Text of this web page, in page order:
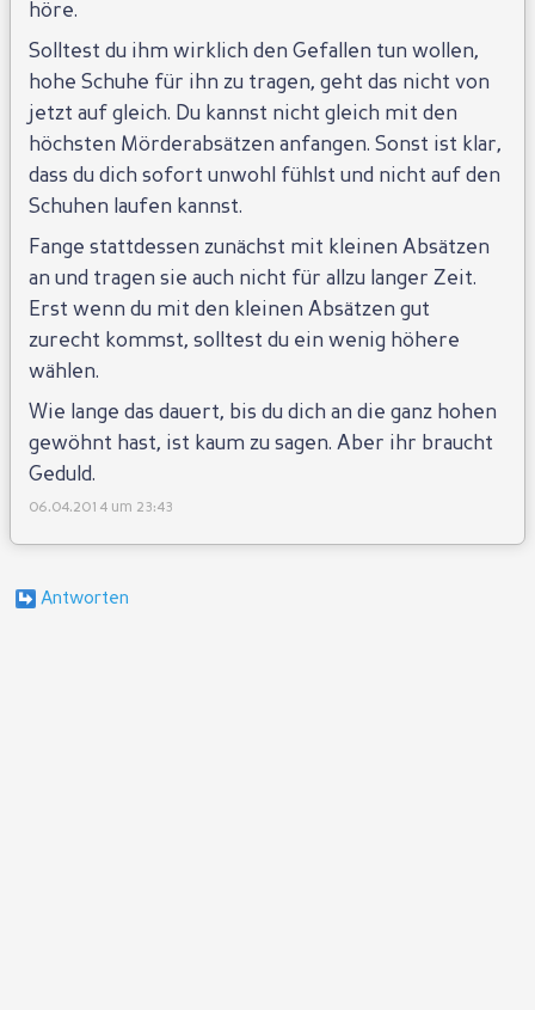
höre.
Solltest du ihm wirklich den Gefallen tun wollen,
hohe Schuhe für ihn zu tragen, geht das nicht von
jetzt auf gleich. Du kannst nicht gleich mit den
höchsten Mörderabsätzen anfangen. Sonst ist klar,
dass du dich sofort unwohl fühlst und nicht auf den
Schuhen laufen kannst.
Fange stattdessen zunächst mit kleinen Absätzen
an und tragen sie auch nicht für allzu langer Zeit.
Erst wenn du mit den kleinen Absätzen gut
zurecht kommst, solltest du ein wenig höhere
wählen.
Wie lange das dauert, bis du dich an die ganz hohen
gewöhnt hast, ist kaum zu sagen. Aber ihr braucht
Geduld.
06.04.2014 um 23:43